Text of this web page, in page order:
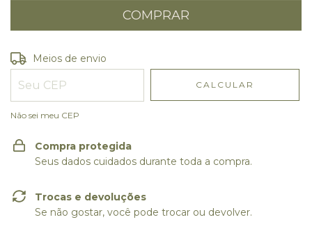
Entregas para o CEP:
Meios de envio
CALCULAR
Não sei meu CEP
Compra protegida
Seus dados cuidados durante toda a compra.
Trocas e devoluções
Se não gostar, você pode trocar ou devolver.